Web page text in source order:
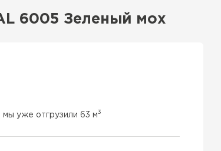
6005 Зеленый мох
мы уже отгрузили 63 м3